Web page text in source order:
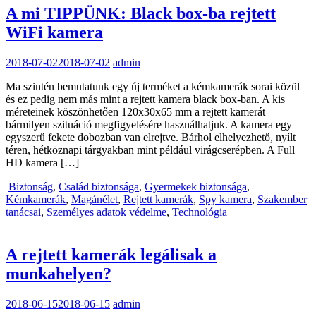
A mi TIPPÜNK: Black box-ba rejtett
WiFi kamera
2018-07-022018-07-02 admin
Ma szintén bemutatunk egy új terméket a kémkamerák sorai közül
és ez pedig nem más mint a rejtett kamera black box-ban. A kis
méreteinek köszönhetően 120x30x65 mm a rejtett kamerát
bármilyen szituáció megfigyelésére használhatjuk. A kamera egy
egyszerű fekete dobozban van elrejtve. Bárhol elhelyezhető, nyílt
téren, hétköznapi tárgyakban mint például virágcserépben. A Full
HD kamera […]
Biztonság, Család biztonsága, Gyermekek biztonsága,
Kémkamerák, Magánélet, Rejtett kamerák, Spy kamera, Szakember
tanácsai, Személyes adatok védelme, Technológia
A rejtett kamerák legálisak a
munkahelyen?
2018-06-152018-06-15 admin